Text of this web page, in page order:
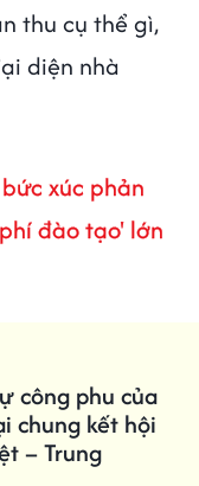
thu cụ thể gì,
diện nhà
xúc phản
đào tạo' lớn
công phu của
chung kết hội
– Trung